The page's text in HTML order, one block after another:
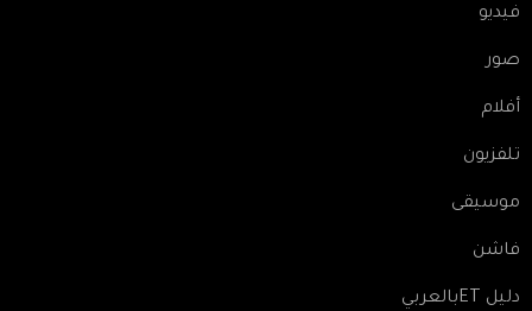
فيديو
صور
أفلام
تلفزيون
موسيقى
فاشن
دليل ETبالعربي